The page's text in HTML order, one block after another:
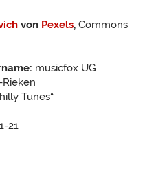
von Pexels, Commons
musicfox UG
Tunes“
21